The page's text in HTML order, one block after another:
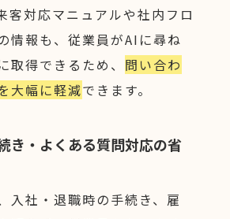
客対応マニュアルや社内フロ
情報も、従業員がAIに尋ね
取得できるため、 問い合わ
大幅に軽減できます。
き・よくある質問対応の省
入社・退職時の手続き、雇